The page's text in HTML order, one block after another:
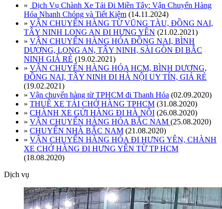
» Dịch Vụ Chành Xe Tải Đi Miền Tây: Vận Chuyển Hàng
Hóa Nhanh Chóng và Tiết Kiệm (14.11.2024)
» VẬN CHUYỂN HÀNG TỪ VŨNG TÀU, ĐỒNG NAI,
TÂY NINH LONG AN ĐI HƯNG YÊN (21.02.2021)
» VẬN CHUYỂN HÀNG HÓA ĐỒNG NAI, BÌNH
DƯƠNG, LONG AN, TÂY NINH, SÀI GÒN ĐI BẮC
NINH GIÁ RẺ (19.02.2021)
» VẬN CHUYỂN HÀNG HÓA HCM, BÌNH DƯƠNG,
ĐỒNG NAI, TÂY NINH ĐI HÀ NỘI UY TÍN, GIÁ RẺ
(19.02.2021)
» Vận chuyển hàng từ TPHCM đi Thanh Hóa (02.09.2020)
» THUÊ XE TẢI CHỞ HÀNG TPHCM (31.08.2020)
» CHÀNH XE GỬI HÀNG ĐI HÀ NỘI (26.08.2020)
» VẬN CHUYỂN HÀNG HÓA BẮC NAM (25.08.2020)
» CHUYỂN NHÀ BẮC NAM (21.08.2020)
» VẬN CHUYỂN HÀNG HÓA ĐI HƯNG YÊN, CHÀNH
XE CHỞ HÀNG ĐI HƯNG YÊN TỪ TP HCM
(18.08.2020)
Dịch vụ